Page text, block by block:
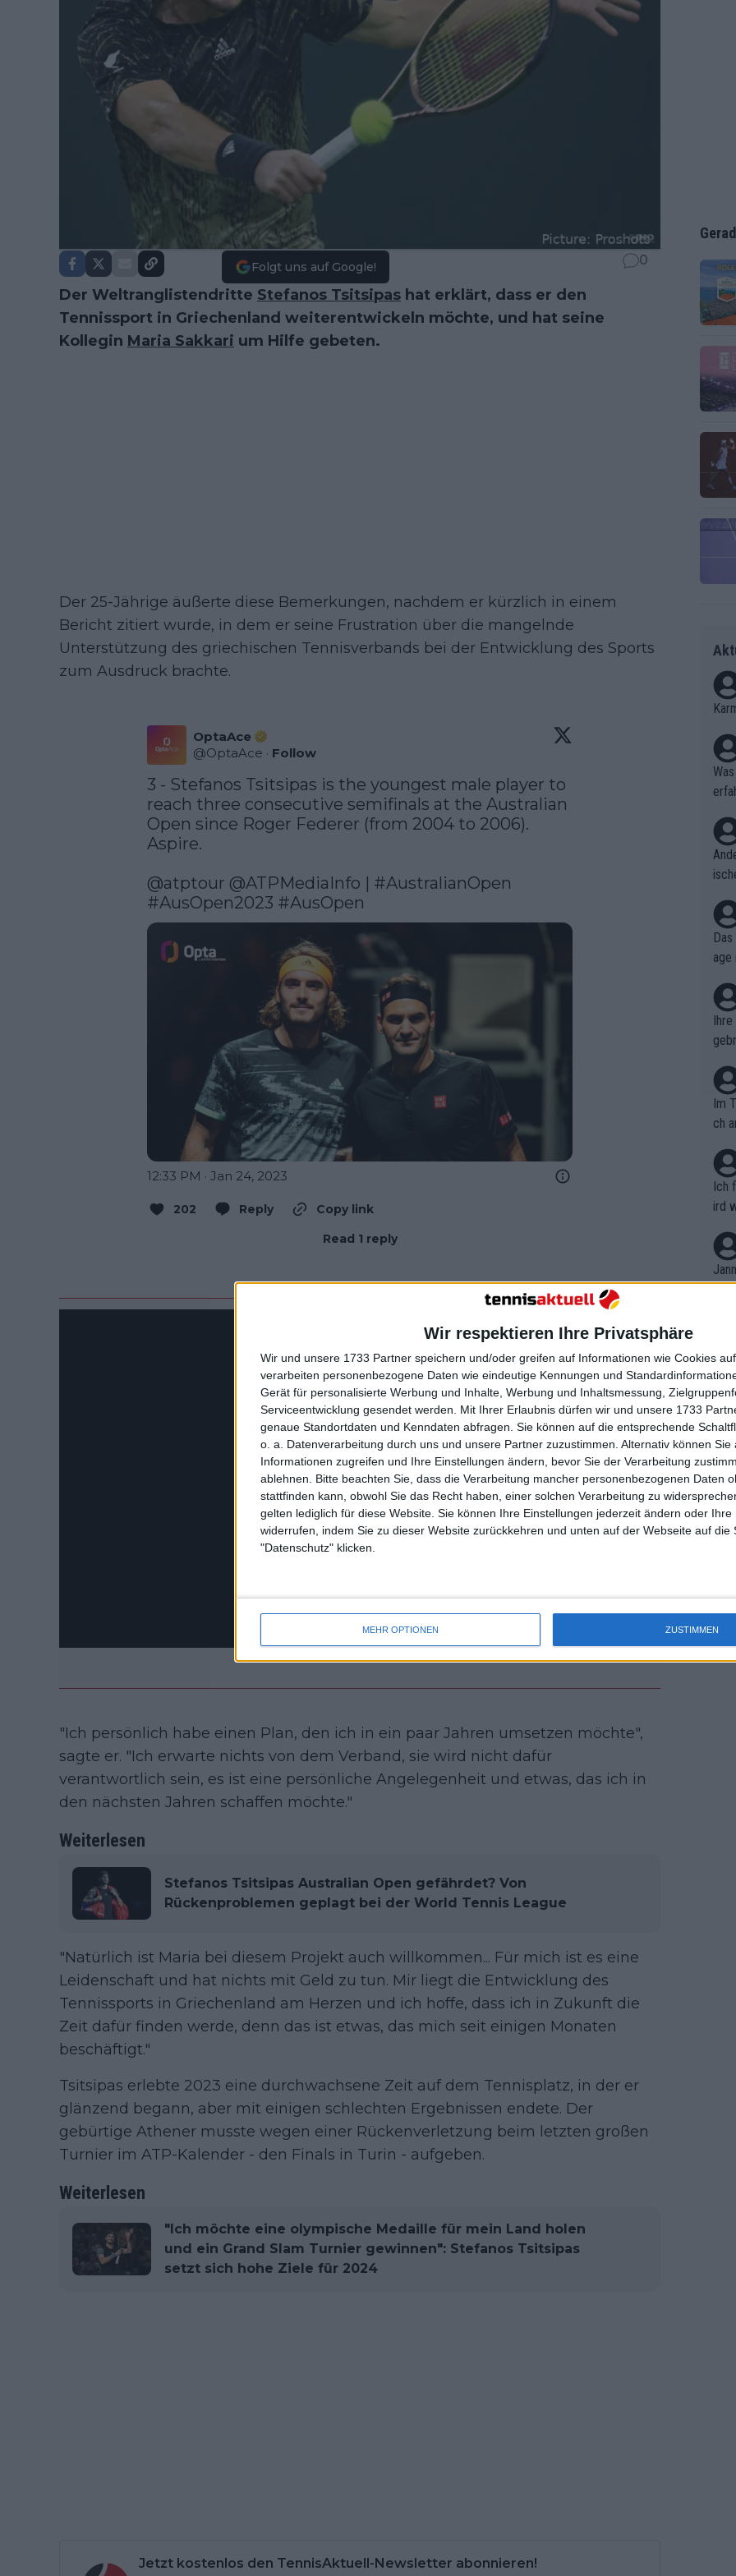
Wir respektieren Ihre Privatsphäre
Wir und unsere 1733 Partner speichern und/oder greifen auf Informationen wie Cookies
verarbeiten personenbezogene Daten wie eindeutige Kennungen und
Gerät für personalisierte Werbung und Inhalte, Werbung und Inhaltsmessung,
Serviceentwicklung gesendet werden. Mit Ihrer Erlaubnis dürfen wir und unsere 1733
genaue Standortdaten und Kenndaten abfragen. Sie können auf die entsprechende
o. a. Datenverarbeitung durch uns und unsere Partner zuzustimmen. Alternativ können Sie
Informationen zugreifen und Ihre Einstellungen ändern, bevor Sie der Verarbeitung
ablehnen. Bitte beachten Sie, dass die Verarbeitung mancher personenbezogenen Daten
stattfinden kann, obwohl Sie das Recht haben, einer solchen Verarbeitung zu
gelten lediglich für diese Website. Sie können Ihre Einstellungen jederzeit ändern oder Ihre
widerrufen, indem Sie zu dieser Website zurückkehren und unten auf der Webseite auf die
"Datenschutz" klicken.
MEHR OPTIONEN ZUSTIMMEN
Folgt uns auf Google! 0
Der Weltranglistendritte Stefanos Tsitsipas hat erklärt, dass er den
Tennissport in Griechenland weiterentwickeln möchte, und hat seine
Kollegin Maria Sakkari um Hilfe gebeten.
Der 25-Jährige äußerte diese Bemerkungen, nachdem er kürzlich in einem
Bericht zitiert wurde, in dem er seine Frustration über die mangelnde
Unterstützung des griechischen Tennisverbands bei der Entwicklung des Sports
zum Ausdruck brachte.
OptaAce
@OptaAce · Follow
3 - Stefanos Tsitsipas is the youngest male player to
reach three consecutive semifinals at the Australian
Open since Roger Federer (from 2004 to 2006).
Aspire.
@atptour @ATPMediaInfo | #AustralianOpen
#AusOpen2023 #AusOpen
12:33 PM · Jan 24, 2023
202 Reply
Copy link
Read 1 reply
"Ich persönlich habe einen Plan, den ich in ein paar Jahren umsetzen möchte",
sagte er. "Ich erwarte nichts von dem Verband, sie wird nicht dafür
verantwortlich sein, es ist eine persönliche Angelegenheit und etwas, das ich in
den nächsten Jahren schaffen möchte."
Weiterlesen
Stefanos Tsitsipas Australian Open gefährdet? Von
Rückenproblemen geplagt bei der World Tennis League
"Natürlich ist Maria bei diesem Projekt auch willkommen... Für mich ist es eine
Leidenschaft und hat nichts mit Geld zu tun. Mir liegt die Entwicklung des
Tennissports in Griechenland am Herzen und ich hoffe, dass ich in Zukunft die
Zeit dafür finden werde, denn das ist etwas, das mich seit einigen Monaten
beschäftigt."
Tsitsipas erlebte 2023 eine durchwachsene Zeit auf dem Tennisplatz, in der er
glänzend begann, aber mit einigen schlechten Ergebnissen endete. Der
gebürtige Athener musste wegen einer Rückenverletzung beim letzten großen
Turnier im ATP-Kalender - den Finals in Turin - aufgeben.
Weiterlesen
"Ich möchte eine olympische Medaille für mein Land holen
und ein Grand Slam Turnier gewinnen": Stefanos Tsitsipas
setzt sich hohe Ziele für 2024
Jetzt kostenlos den TennisAktuell-Newsletter abonnieren!
age
ben.
Im
ch
Ich
ird
r in
em
t,
B.
on
uss
mal
des
n
nt.
kel